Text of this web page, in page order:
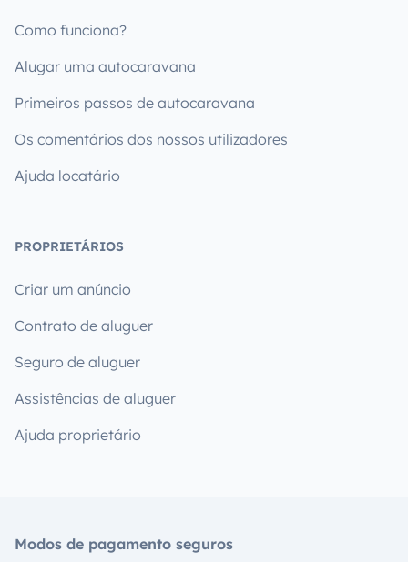
Como funciona?
Alugar uma autocaravana
Primeiros passos de autocaravana
Os comentários dos nossos utilizadores
Ajuda locatário
PROPRIETÁRIOS
Criar um anúncio
Contrato de aluguer
Seguro de aluguer
Assistências de aluguer
Ajuda proprietário
Modos de pagamento seguros